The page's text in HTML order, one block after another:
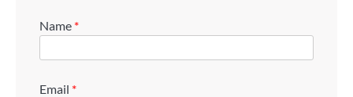
Name *
Email *